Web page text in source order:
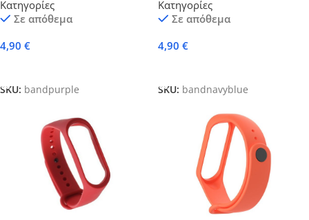
Κατηγορίες
Σε απόθεμα
4,90 €
SKU: bandpurple
Κατηγορίες
Σε απόθεμα
4,90 €
SKU: bandnavyblue